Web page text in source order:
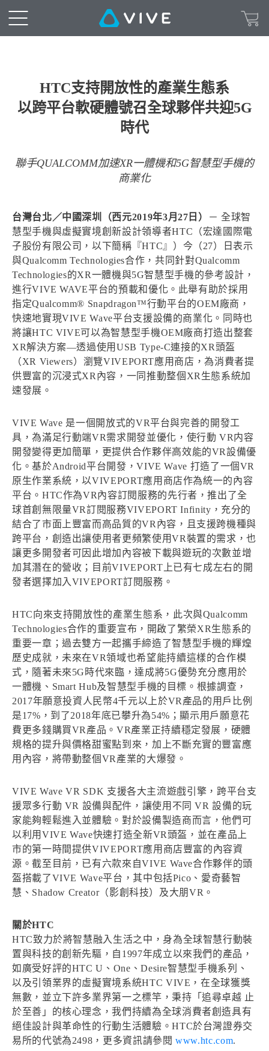
HTC支持開放性的產業生態系
以跨平台軟硬體號召全球夥伴共迎5G
時代
聯手QUALCOMM加速XR一體機和5G智慧型手機的
商業化
台灣台北／中國深圳（西元2019年3月27日）
－ 全球智
慧型手機與虛擬實境創新設計領導者HTC（宏達國際電
子股份有限公司，以下簡稱『HTC』）今（27）日表示
與Qualcomm Technologies合作，共同針對Qualcomm
Technologies的XR一體機與5G智慧型手機的參考設計，
進行VIVE WAVE平台的預載和優化。此舉有助於採用
指定Qualcomm® Snapdragon™行動平台的OEM廠商，
快速地實現VIVE Wave平台支援設備的商業化。同時也
將讓HTC VIVE可以為智慧型手機OEM廠商打造出整套
XR解決方案—透過使用USB Type-C連接的XR頭盔
（XR Viewers）瀏覽VIVEPORT應用商店，為消費者提
供豐富的沉浸式XR內容，一同推動整個XR生態系統加
速發展。
VIVE Wave 是一個開放式的VR平台與完善的開發工
具，為滿足行動端VR需求開發並優化，使行動 VR内容
開發變得更加簡單，更提供合作夥伴高效能的VR設備優
化。基於Android平台開發，VIVE Wave 打造了一個VR
原生作業系統，以VIVEPORT應用商店作為統一的內容
平台。HTC作為VR內容訂閱服務的先行者，推出了全
球首創無限量VR訂閱服務VIVEPORT Infinity，充分的
結合了市面上豐富而高品質的VR內容，且支援跨機種與
跨平台，創造出讓使用者更頻繁使用VR裝置的需求，也
讓更多開發者可因此增加內容被下載與遊玩的次數並增
加其潛在的營收；目前VIVEPORT上已有七成左右的開
發者選擇加入VIVEPORT訂閱服務。
HTC向來支持開放性的產業生態系，此次與Qualcomm
Technologies合作的重要宣布，開啟了繁榮XR生態系的
重要一章；過去雙方一起攜手締造了智慧型手機的輝煌
歷史成就，未來在VR領域也希望能持續這樣的合作模
式，隨著未來5G時代來臨，達成將5G優勢充分應用於
一體機、Smart Hub及智慧型手機的目標。根據調查，
2017年願意投資人民幣4千元以上於VR產品的用戶比例
是17%，到了2018年底已攀升為54%；顯示用戶願意花
費更多錢購買VR產品。VR產業正持續穩定發展，硬體
規格的提升與價格甜蜜點到來，加上不斷充實的豐富應
用內容，將帶動整個VR產業的大爆發。
VIVE Wave VR SDK 支援各大主流遊戲引擎，跨平台支
援眾多行動 VR 設備與配件，讓使用不同 VR 設備的玩
家能夠輕鬆進入並體驗。對於設備製造商而言，他們可
以利用VIVE Wave快速打造全新VR頭盔，並在產品上
市的第一時間提供VIVEPORT應用商店豐富的內容資
源。截至目前，已有六款來自VIVE Wave合作夥伴的頭
盔搭載了VIVE Wave平台，其中包括Pico、愛奇藝智
慧、Shadow Creator（影創科技）及大朋VR。
關於HTC
HTC致力於將智慧融入生活之中，身為全球智慧行動裝
置與科技的創新先驅，自1997年成立以來我們的產品，
如廣受好評的HTC U、One、Desire智慧型手機系列、
以及引領業界的虛擬實境系統HTC VIVE，在全球獲獎
無數，並立下許多業界第一之標竿，秉持「追尋卓越 止
於至善」的核心理念，我們持續為全球消費者創造具有
絕佳設計與革命性的行動生活體驗。HTC於台灣證券交
易所的代號為2498，更多資訊請參閱 www.htc.com.